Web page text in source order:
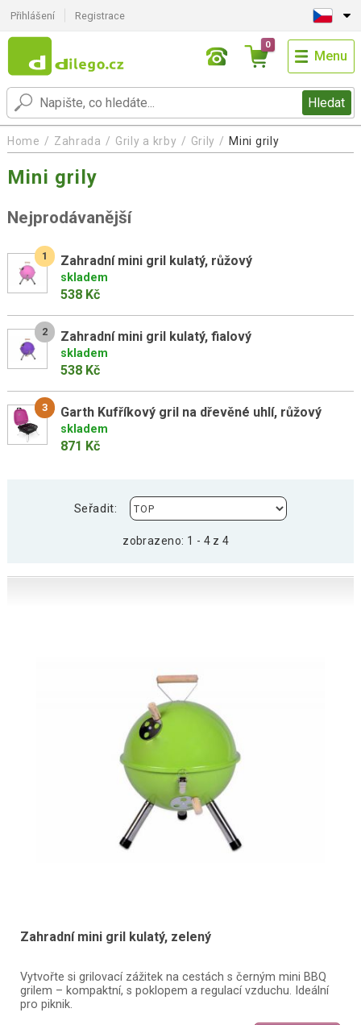
Přihlášení Registrace
Hledat
0
Menu
Home Zahrada Grily a krby Grily Mini grily
Mini grily
Nejprodávanější
1 Zahradní mini gril kulatý, růžový
skladem
538 Kč
2 Zahradní mini gril kulatý, fialový
skladem
538 Kč
3 Garth Kufříkový gril na dřevěné uhlí, růžový
skladem
871 Kč
Seřadit:
zobrazeno: 1 - 4 z 4
Zahradní mini gril kulatý, zelený
Vytvořte si grilovací zážitek na cestách s černým mini BBQ
grilem – kompaktní, s poklopem a regulací vzduchu. Ideální
pro piknik.